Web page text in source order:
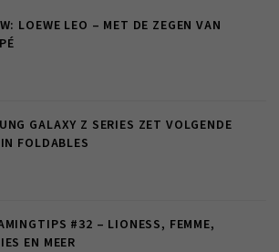
LOEWE LEO – MET DE ZEGEN VAN
GALAXY Z SERIES ZET VOLGENDE
FOLDABLES
#32 – LIONESS, FEMME,
EN MEER